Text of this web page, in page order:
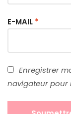
E-MAIL *
Enregistrer
navigateur pour